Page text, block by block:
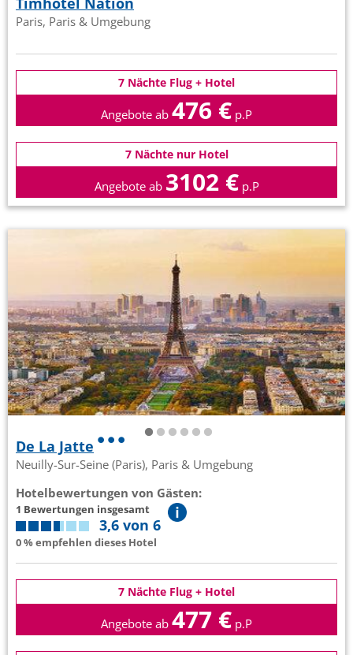
Paris, Paris & Umgebung
7 Nächte Flug + Hotel
Angebote ab 476 € p.P
7 Nächte nur Hotel
Angebote ab 3102 € p.P
De La Jatte
Neuilly-Sur-Seine (Paris), Paris & Umgebung
Hotelbewertungen von Gästen:
1 Bewertungen insgesamt
3,6 von 6
0 % empfehlen dieses Hotel
7 Nächte Flug + Hotel
Angebote ab 477 € p.P